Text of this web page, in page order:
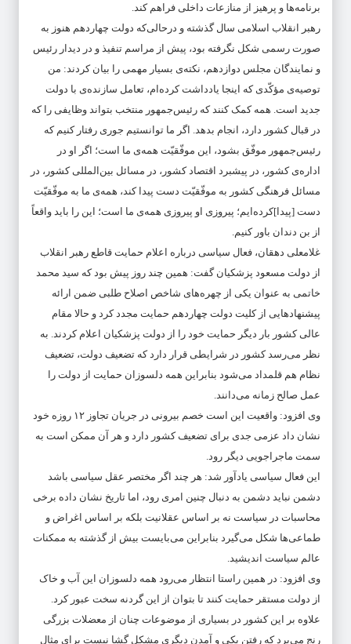
برنامه‌ها و پرهیز از منازعات داخلی فراهم کند.
رهبر انقلاب اسلامی سال گذشته و در‌حالی‌که دولت چهاردهم هنوز به
صورت رسمی شکل نگرفته بود، پیش از مراسم تنفیذ و در دیدار رئیس
و نمایندگان مجلس دوازدهم، نکته‌ی بسیار مهمی را بیان کردند: من
توصیه‌ی مؤکّدی که اینجا یادداشت کرده‌ام، تعامل سازنده‌ی با دولت
جدید است. همه کمک کنند که رئیس‌جمهور منتخب بتواند وظایفی را که
در قبال کشور دارد، انجام بدهد. اگر ما توانستیم جوری رفتار کنیم که
رئیس‌جمهور موفّق بشود، این موفّقیّت همه‌ی ما است؛ اگر او در
اداره‌ی کشور، در پیشبرد اقتصاد کشور، در مسائل بین‌المللی کشور، در
مسائل فرهنگی کشور به موفّقیّت دست پیدا کند، همه‌ی ما به موفّقیّت
دست [پیدا]کرده‌ایم؛ پیروزی او پیروزی همه‌ی ما است؛ این را باید واقعاً
از بن دندان باور کنیم.
غلامعلی دهقان، فعال سیاسی درباره اعلام حمایت قاطع رهبر انقلاب
از دولت مسعود پزشکیان گفت: همین چند روز پیش بود که سید محمد
خاتمی به عنوان یکی از چهره‌های شاخص اصلاح طلبی ضمن ارائه
پیشنهاد‌هایی از کلیت دولت چهاردهم حمایت مجدد کرد و حالا مقام
عالی کشور بار دیگر حمایت خود را از دولت پزشکیان اعلام کردند. به
نظر می‌رسد کشور در شرایطی قرار دارد که تضعیف دولت، تضعیف
نظام هم قلمداد می‌شود بنابراین همه دلسوزان حمایت از دولت را
عمل صالح زمانه می‌دانند.
وی افزود: واقعیت این است خصم بیرونی در جریان تجاوز ۱۲ روزه خود
نشان داد عزمی جدی برای تضعیف کشور دارد و هر آن ممکن است به
سمت ماجراجویی دیگر رود.
این فعال سیاسی یادآور شد: هر چند اگر مختصر عقل سیاسی باشد
دشمن نباید دشمن به دنبال چنین امری رود، اما تاریخ نشان داده برخی
محاسبات در سیاست نه بر اساس عقلانیت بلکه بر اساس اغراض و
طماعی‌ها شکل می‌گیرد بنابراین می‌بایست بیش از گذشته به ممکنات
عالم سیاست اندیشید.
وی افزود: در همین راستا انتظار می‌رود همه دلسوزان این آب و خاک
از دولت مستقر حمایت کنند تا بتوان از این گردنه سخت عبور کرد.
علاوه بر این کشور در بسیاری از موضوعات چنان از معضلات بزرگی
رنج می‌برد که رفتن یکی و آمدن دیگری مشکل گشا نیست برای مثال